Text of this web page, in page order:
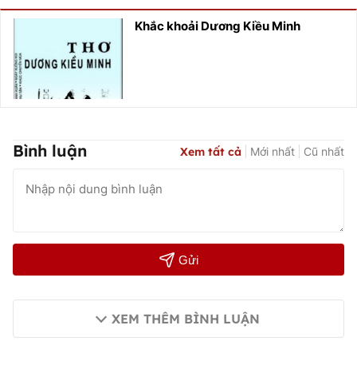
Khắc khoải Dương Kiều Minh
Bình luận Xem tất cả Mới nhất Cũ nhất
Gửi
XEM THÊM BÌNH LUẬN